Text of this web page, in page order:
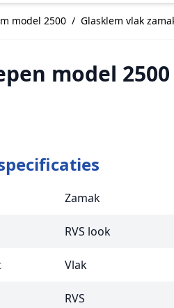
model 2500 / Glasklem vlak
model 2500
Zamak
RVS look
Vlak
RVS